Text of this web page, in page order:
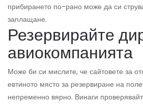
прибирането по-рано може да си
заплащане.
Резервирайте
авиокомпанията
Може би си мислите, че сайтовете за
евтиното място за резервиране на
непременно вярно. Винаги